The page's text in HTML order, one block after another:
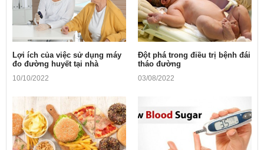
Lợi ích của việc sử dụng máy
đo đường huyết tại nhà
10/10/2022
Ðột phá trong điều trị bệnh đái
tháo đường
03/08/2022